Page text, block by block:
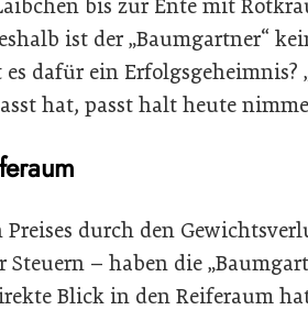
bis zur Ente mit
ist der „Baumgartner“
dafür ein
hat, passt halt heute
Preises durch den
Steuern – haben die
Blick in den Reiferaum